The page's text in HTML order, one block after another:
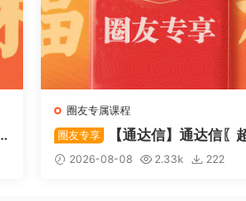
圈友专属课程
圈友专享
【通达信】通达信〖
强MACD〗副图指标 斐波那契
2026-08-08 2.33k 222